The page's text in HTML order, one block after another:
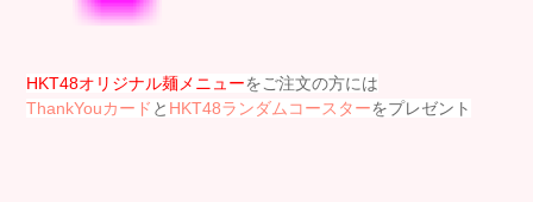
HKT48オリジナル麺メニューをご注文の方には
ThankYouカード と HKT48ランダムコースターをプレゼント